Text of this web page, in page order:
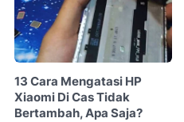
13 Cara Mengatasi HP
Xiaomi Di Cas Tidak
Bertambah, Apa Saja?